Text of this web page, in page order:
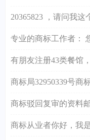
20365823 ，请问我这
专业的商标工作者：
有朋友注册43类餐馆
商标局32950339号商
商标驳回复审的资料
商标从业者你好，我